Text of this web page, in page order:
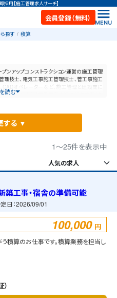
用【施工管理求人サーチ】
会員登録（無料）
探す 積算
ンアップコンストラクション運営の施工管理
理技士、電気工事施工管理技士、管工事施工
オペレーターなど、施工管理と建設業に
。【毎日更新】業界最高水準の給与体系！あ
読む
する ▼
1〜25件を表示中
築工事・宿舎の準備可能
日：2026/09/01
100,000 円
積算のお仕事です。積算業務を担当し